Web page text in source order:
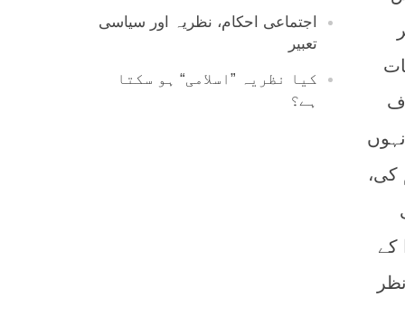
اجتماعی احکام، نظریہ اور سیاسی
تعبیر
کیا نظریہ ”اسلامی“ ہو سکتا
ہے؟
کی،
کے